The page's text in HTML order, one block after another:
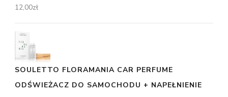
12,00zł
SOULETTO FLORAMANIA CAR PERFUME
ODŚWIEŻACZ DO SAMOCHODU + NAPEŁNIENIE